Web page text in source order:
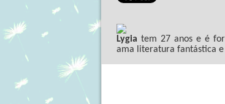
Lygia tem 27 anos e é
ama literatura fantástica e